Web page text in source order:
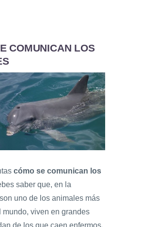
COMUNICAN LOS
cómo se comunican los
saber que, en la
uno de los animales más
mundo, viven en grandes